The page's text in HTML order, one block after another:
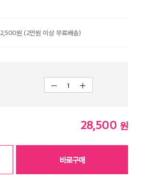
2,500원 (2만원 이상 무료배송)
1
28,500 원
바로구매